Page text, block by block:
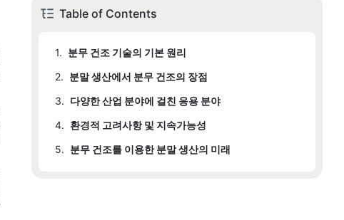
Table of Contents
1. 분무 건조 기술의 기본 원리
2. 분말 생산에서 분무 건조의 장점
3. 다양한 산업 분야에 걸친 응용 분야
4. 환경적 고려사항 및 지속가능성
5. 분무 건조를 이용한 분말 생산의 미래